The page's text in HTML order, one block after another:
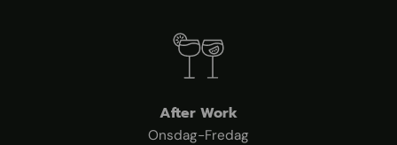
After Work
Onsdag-Fredag